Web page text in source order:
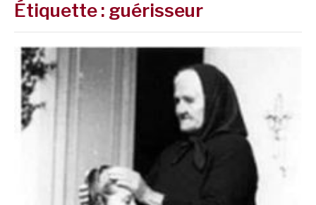
Étiquette : guérisseur